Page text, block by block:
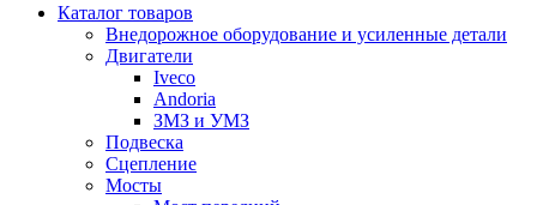
Каталог товаров
Внедорожное оборудование и усиленные детали
Двигатели
Iveco
Andoria
ЗМЗ и УМЗ
Подвеска
Сцепление
Мосты